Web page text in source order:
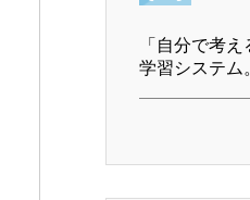
「自分で考
学習システム